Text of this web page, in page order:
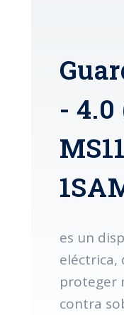
- 4.0
es un
eléctrica,
proteger
contra